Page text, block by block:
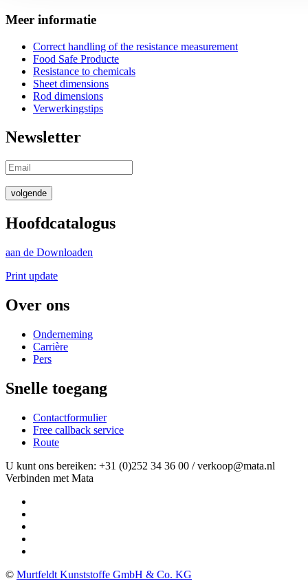
Meer informatie
Correct handling of the resistance measurement
Food Safe Producte
Resistance to chemicals
Sheet dimensions
Rod dimensions
Verwerkingstips
Newsletter
volgende
Hoofdcatalogus
aan de Downloaden
Print update
Over ons
Onderneming
Carrière
Pers
Snelle toegang
Contactformulier
Free callback service
Route
U kunt ons bereiken: +31 (0)252 34 36 00 / verkoop@mata.nl
Verbinden met Mata
© Murtfeldt Kunststoffe GmbH & Co. KG